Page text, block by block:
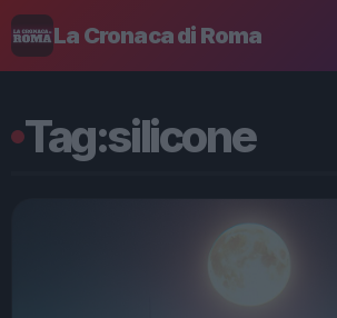
La Cronaca di Roma
Tag:silicone